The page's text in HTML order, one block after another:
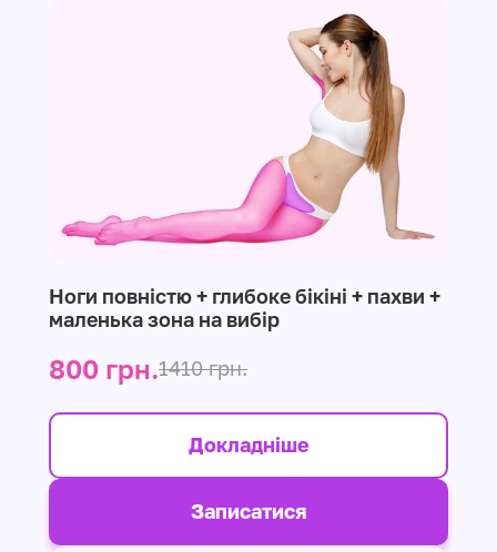
Ноги повністю + глибоке бікіні + пахви +
маленька зона на вибір
800 грн.1410 грн.
Докладніше
Записатися